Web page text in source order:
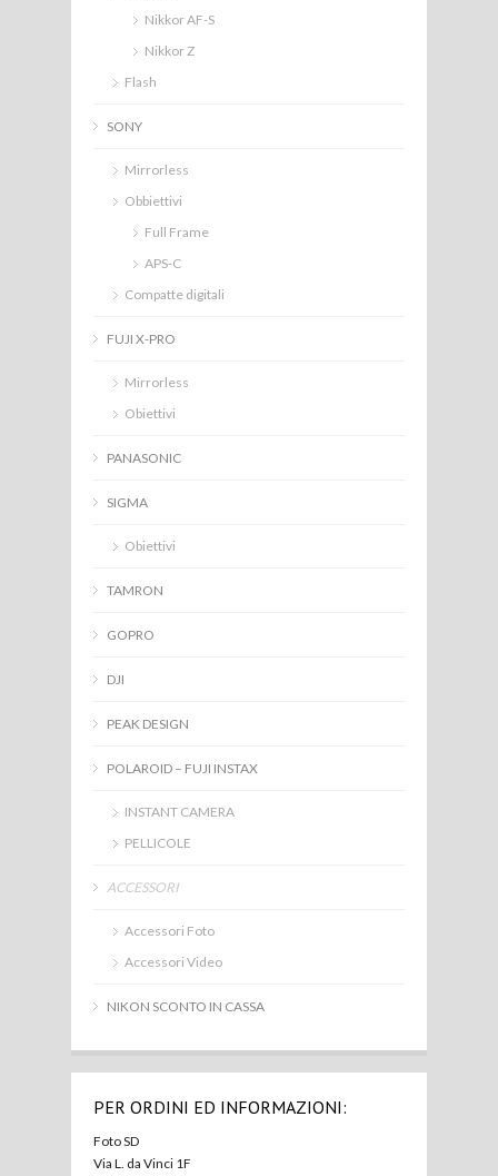
Nikkor AF-S
Nikkor Z
Flash
SONY
Mirrorless
Obbiettivi
Full Frame
APS-C
Compatte digitali
FUJI X-PRO
Mirrorless
Obiettivi
PANASONIC
SIGMA
Obiettivi
TAMRON
GOPRO
DJI
PEAK DESIGN
POLAROID – FUJI INSTAX
INSTANT CAMERA
PELLICOLE
ACCESSORI
Accessori Foto
Accessori Video
NIKON SCONTO IN CASSA
PER ORDINI ED INFORMAZIONI:
Foto SD
Via L. da Vinci 1F